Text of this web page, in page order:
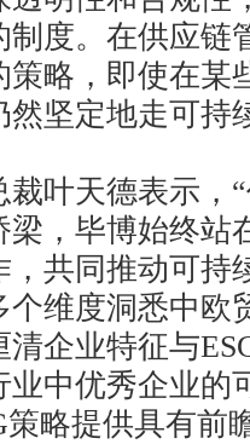
制度。在供应链
策略，即使在某
然坚定地走可持
裁叶天德表示，
梁，毕博始终站
，共同推动可持
个维度洞悉中欧
企业特征与
业中优秀企业的
策略提供具有前